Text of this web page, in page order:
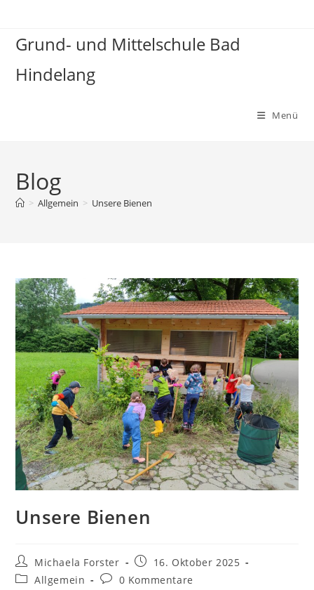
springen
Grund- und Mittelschule Bad
Hindelang
Menü
Blog
> Allgemein > Unsere Bienen
Unsere Bienen
Beitrags-
Autor:
Michaela Forster
Beitrag
veröffentlicht:
16. Oktober 2025
Beitrags-
Allgemein
Beitrags-
0 Kommentare